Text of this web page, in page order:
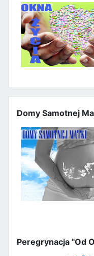
Domy Samotnej
Peregrynacja "Od